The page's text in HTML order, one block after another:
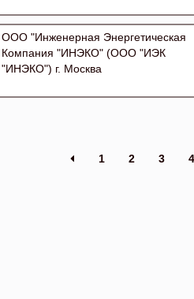
ООО "Инженерная Энергетическая
Компания "ИНЭКО" (ООО "ИЭК
"ИНЭКО") г. Москва
1 2 3 4